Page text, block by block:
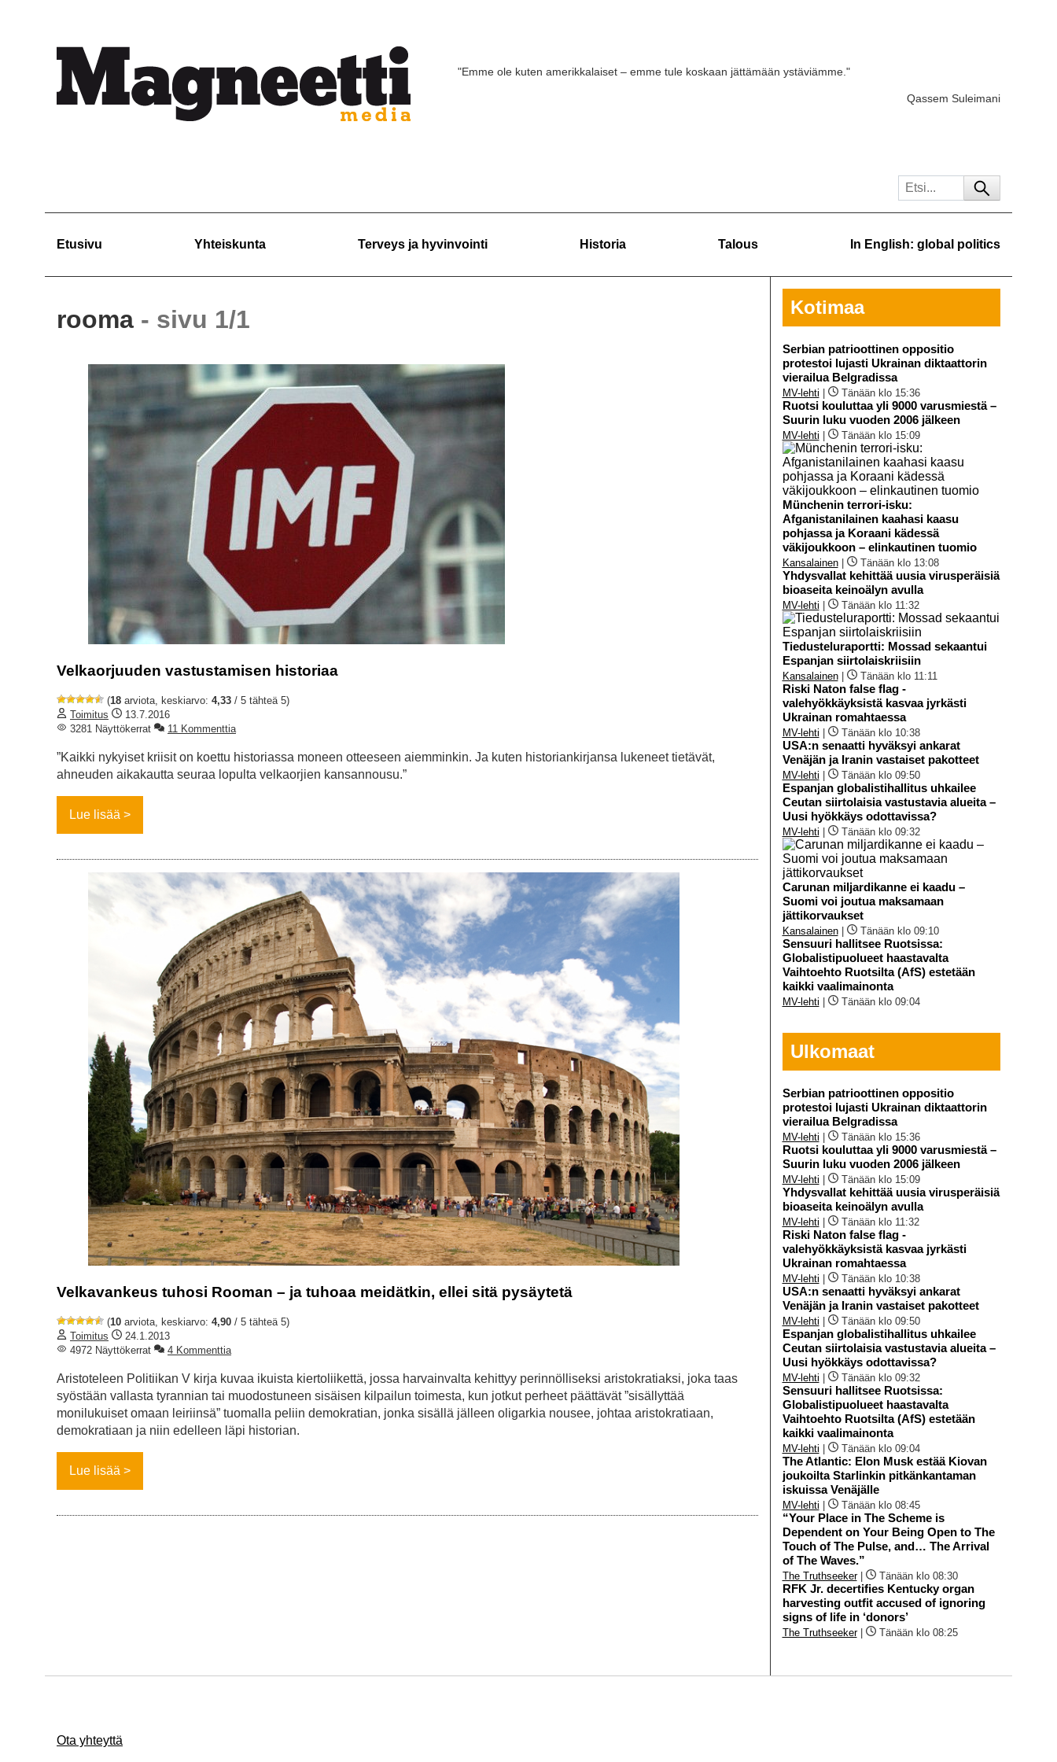
"Emme ole kuten amerikkalaiset – emme tule koskaan jättämään ystäviämme."
Qassem Suleimani
Etusivu Yhteiskunta Terveys ja hyvinvointi Historia Talous In English: global politics
rooma - sivu 1/1
Velkaorjuuden vastustamisen historiaa
(18 arviota, keskiarvo: 4,33 / 5 tähteä 5)
Toimitus
13.7.2016
3281 Näyttökerrat
11 Kommenttia
”Kaikki nykyiset kriisit on koettu historiassa moneen otteeseen aiemminkin. Ja kuten historiankirjansa lukeneet tietävät,
ahneuden aikakautta seuraa lopulta velkaorjien kansannousu.”
Lue lisää
Velkavankeus tuhosi Rooman – ja tuhoaa meidätkin, ellei sitä pysäytetä
(10 arviota, keskiarvo: 4,90 / 5 tähteä 5)
Toimitus
24.1.2013
4972 Näyttökerrat
4 Kommenttia
Aristoteleen Politiikan V kirja kuvaa ikuista kiertoliikettä, jossa harvainvalta kehittyy perinnölliseksi aristokratiaksi, joka taas
syöstään vallasta tyrannian tai muodostuneen sisäisen kilpailun toimesta, kun jotkut perheet päättävät ”sisällyttää
monilukuiset omaan leiriinsä” tuomalla peliin demokratian, jonka sisällä jälleen oligarkia nousee, johtaa aristokratiaan,
demokratiaan ja niin edelleen läpi historian.
Lue lisää
Kotimaa
Serbian patrioottinen oppositio
protestoi lujasti Ukrainan diktaattorin
vierailua Belgradissa
MV-lehti Tänään klo 15:36
Ruotsi kouluttaa yli 9000 varusmiestä –
Suurin luku vuoden 2006 jälkeen
MV-lehti Tänään klo 15:09
Münchenin terrori-isku:
Afganistanilainen kaahasi kaasu
pohjassa ja Koraani kädessä
väkijoukkoon – elinkautinen tuomio
Kansalainen| Tänään klo 13:08
Yhdysvallat kehittää uusia virusperäisiä
bioaseita keinoälyn avulla
MV-lehti Tänään klo 11:32
Tiedusteluraportti: Mossad sekaantui
Espanjan siirtolaiskriisiin
Kansalainen| Tänään klo 11:11
Riski Naton false flag -
valehyökkäyksistä kasvaa jyrkästi
Ukrainan romahtaessa
MV-lehti Tänään klo 10:38
USA:n senaatti hyväksyi ankarat
Venäjän ja Iranin vastaiset pakotteet
MV-lehti Tänään klo 09:50
Espanjan globalistihallitus uhkailee
Ceutan siirtolaisia vastustavia alueita –
Uusi hyökkäys odottavissa?
MV-lehti Tänään klo 09:32
Carunan miljardikanne ei kaadu –
Suomi voi joutua maksamaan
jättikorvaukset
Kansalainen| Tänään klo 09:10
Sensuuri hallitsee Ruotsissa:
Globalistipuolueet haastavalta
Vaihtoehto Ruotsilta (AfS) estetään
kaikki vaalimainonta
MV-lehti Tänään klo 09:04
Ulkomaat
Serbian patrioottinen oppositio
protestoi lujasti Ukrainan diktaattorin
vierailua Belgradissa
MV-lehti Tänään klo 15:36
Ruotsi kouluttaa yli 9000 varusmiestä –
Suurin luku vuoden 2006 jälkeen
MV-lehti Tänään klo 15:09
Yhdysvallat kehittää uusia virusperäisiä
bioaseita keinoälyn avulla
MV-lehti Tänään klo 11:32
Riski Naton false flag -
valehyökkäyksistä kasvaa jyrkästi
Ukrainan romahtaessa
MV-lehti Tänään klo 10:38
USA:n senaatti hyväksyi ankarat
Venäjän ja Iranin vastaiset pakotteet
MV-lehti Tänään klo 09:50
Espanjan globalistihallitus uhkailee
Ceutan siirtolaisia vastustavia alueita –
Uusi hyökkäys odottavissa?
MV-lehti Tänään klo 09:32
Sensuuri hallitsee Ruotsissa:
Globalistipuolueet haastavalta
Vaihtoehto Ruotsilta (AfS) estetään
kaikki vaalimainonta
MV-lehti Tänään klo 09:04
The Atlantic: Elon Musk estää Kiovan
joukoilta Starlinkin pitkänkantaman
iskuissa Venäjälle
MV-lehti Tänään klo 08:45
“Your Place in The Scheme is
Dependent on Your Being Open to The
Touch of The Pulse, and… The Arrival
of The Waves.”
The Truthseeker| Tänään klo 08:30
RFK Jr. decertifies Kentucky organ
harvesting outfit accused of ignoring
signs of life in ‘donors’
The Truthseeker| Tänään klo 08:25
Ota yhteyttä